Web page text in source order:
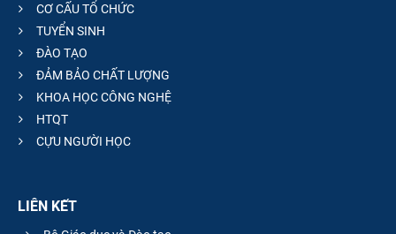
CƠ CẤU TỔ CHỨC
TUYỂN SINH
ĐÀO TẠO
ĐẢM BẢO CHẤT LƯỢNG
KHOA HỌC CÔNG NGHỆ
HTQT
CỰU NGƯỜI HỌC
LIÊN KẾT